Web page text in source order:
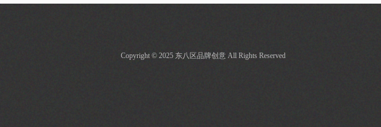
Copyright © 2025 东八区品牌创意 All Rights Reserved